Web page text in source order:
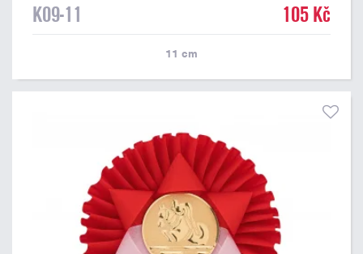
K09-11 105 Kč
11 cm